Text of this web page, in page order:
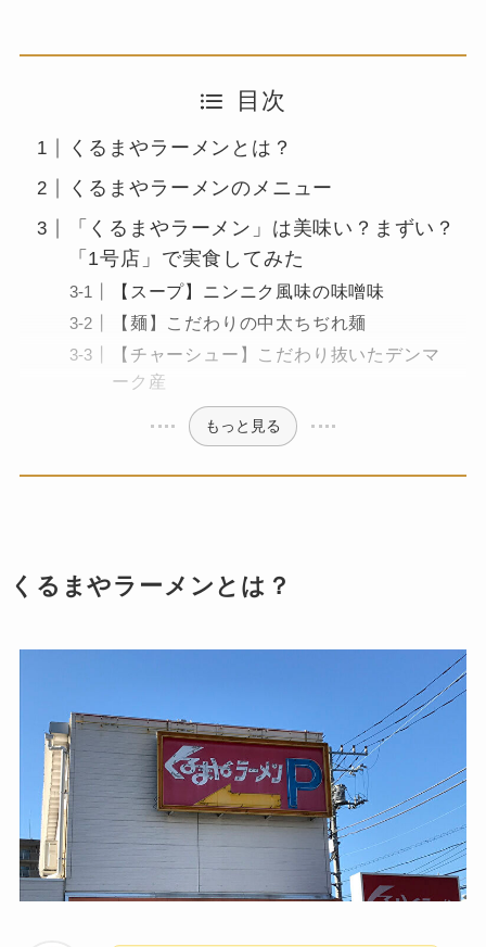
目次
くるまやラーメンとは？
くるまやラーメンのメニュー
「くるまやラーメン」は美味い？まずい？
「1号店」で実食してみた
【スープ】ニンニク風味の味噌味
【麺】こだわりの中太ちぢれ麺
【チャーシュー】こだわり抜いたデンマ
ーク産
もっと見る
くるまやラーメンとは？